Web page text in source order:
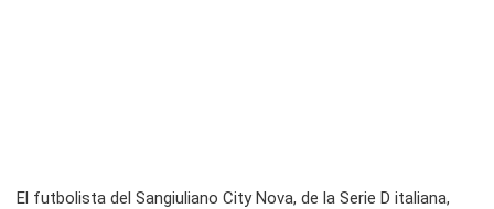
El futbolista del Sangiuliano City Nova, de la Serie D italiana,